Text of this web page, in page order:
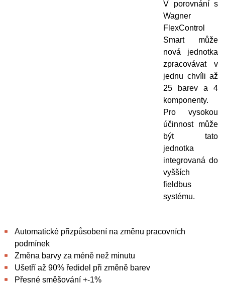
V porovnání s
Wagner
FlexControl
Smart může
nová jednotka
zpracovávat v
jednu chvíli až
25 barev a 4
komponenty.
Pro vysokou
účinnost může
být tato
jednotka
integrovaná do
vyšších
fieldbus
systému.
Automatické přizpůsobení na změnu pracovních
podmínek
Změna barvy za méně než minutu
Ušetří až 90% ředidel při změně barev
Přesné směšování +-1%